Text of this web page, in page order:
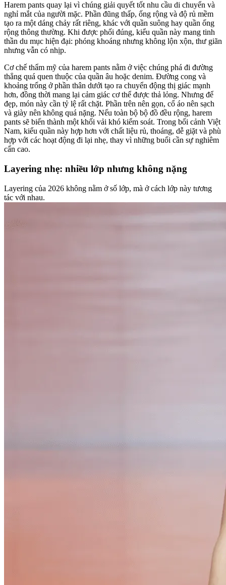
Harem pants quay lại vì chúng giải quyết tốt nhu cầu di chuyển và
nghỉ mắt của người mặc. Phần đũng thấp, ống rộng và độ rủ mềm
tạo ra một dáng chảy rất riêng, khác với quần suông hay quần ống
rộng thông thường. Khi được phối đúng, kiểu quần này mang tinh
thần du mục hiện đại: phóng khoáng nhưng không lộn xộn, thư giãn
nhưng vẫn có nhịp.
Cơ chế thẩm mỹ của harem pants nằm ở việc chúng phá đi đường
thẳng quá quen thuộc của quần âu hoặc denim. Đường cong và
khoảng trống ở phần thân dưới tạo ra chuyển động thị giác mạnh
hơn, đồng thời mang lại cảm giác cơ thể được thả lỏng. Nhưng để
đẹp, món này cần tỷ lệ rất chặt. Phần trên nên gọn, cổ áo nên sạch
và giày nên không quá nặng. Nếu toàn bộ bộ đồ đều rộng, harem
pants sẽ biến thành một khối vải khó kiểm soát. Trong bối cảnh Việt
Nam, kiểu quần này hợp hơn với chất liệu rủ, thoáng, dễ giặt và phù
hợp với các hoạt động đi lại nhẹ, thay vì những buổi cần sự nghiêm
cẩn cao.
Layering nhẹ: nhiều lớp nhưng không nặng
Layering của 2026 không nằm ở số lớp, mà ở cách lớp này tương
tác với nhau.